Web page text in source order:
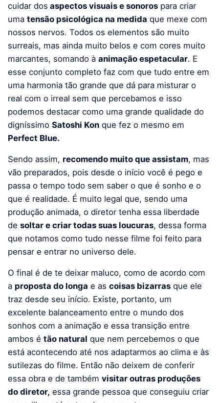
cuidar dos aspectos visuais e sonoros para criar
uma tensão psicológica na medida que mexe com
nossos nervos. Todos os elementos são muito
surreais, mas ainda muito belos e com cores muito
marcantes, somando à animação espetacular. E
esse conjunto completo faz com que tudo entre em
uma harmonia tão grande que dá para misturar o
real com o irreal sem que percebamos e isso
podemos destacar como uma grande qualidade do
digníssimo Satoshi Kon que fez o mesmo em
Perfect Blue.
Sendo assim, recomendo muito que assistam, mas
vão preparados, pois desde o início você é pego e
passa o tempo todo sem saber o que é sonho e o
que é realidade. É muito legal que, sendo uma
produção animada, o diretor tenha essa liberdade
de soltar e criar todas suas loucuras, dessa forma
que notamos como tudo nesse filme foi feito para
pensar e entrar no universo dele.
O final é de te deixar maluco, como de acordo com
a proposta do longa e as coisas bizarras que ele
traz desde seu início. Existe, portanto, um
excelente balanceamento entre o mundo dos
sonhos com a animação e essa transição entre
ambos é tão natural que nem percebemos o que
está acontecendo até nos adaptarmos ao clima e às
sutilezas do filme. Então não deixem de conferir
essa obra e de também visitar outras produções
do diretor, essa grande pessoa que conseguiu criar